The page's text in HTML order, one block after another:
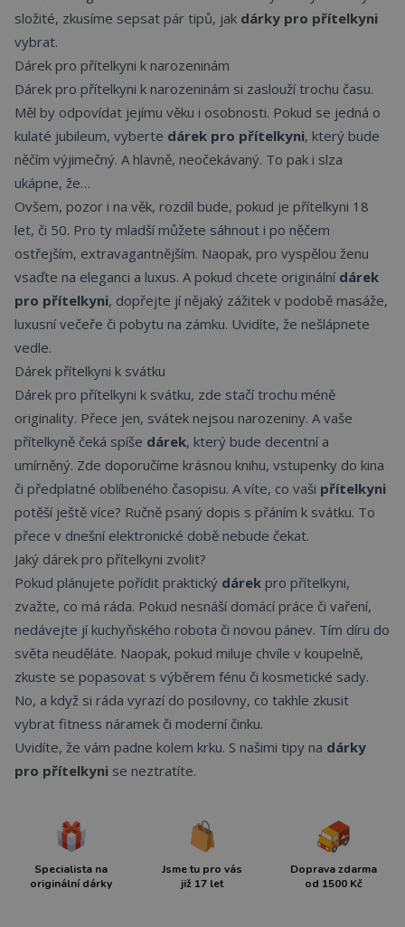
složité, zkusíme sepsat pár tipů, jak dárky pro přítelkyni
vybrat.
Dárek pro přítelkyni k narozeninám
Dárek pro přítelkyni k narozeninám si zaslouží trochu času.
Měl by odpovídat jejímu věku i osobnosti. Pokud se jedná o
kulaté jubileum, vyberte dárek pro přítelkyni, který bude
něčím výjimečný. A hlavně, neočekávaný. To pak i slza
ukápne, že…
Ovšem, pozor i na věk, rozdíl bude, pokud je přítelkyni 18
let, či 50. Pro ty mladší můžete sáhnout i po něčem
ostřejším, extravagantnějším. Naopak, pro vyspělou ženu
vsaďte na eleganci a luxus. A pokud chcete originální dárek
pro přítelkyni, dopřejte jí nějaký zážitek v podobě masáže,
luxusní večeře či pobytu na zámku. Uvidíte, že nešlápnete
vedle.
Dárek přítelkyni k svátku
Dárek pro přítelkyni k svátku, zde stačí trochu méně
originality. Přece jen, svátek nejsou narozeniny. A vaše
přítelkyně čeká spíše dárek, který bude decentní a
umírněný. Zde doporučíme krásnou knihu, vstupenky do kina
či předplatné oblíbeného časopisu. A víte, co vaši přítelkyni
potěší ještě více? Ručně psaný dopis s přáním k svátku. To
přece v dnešní elektronické době nebude čekat.
Jaký dárek pro přítelkyni zvolit?
Pokud plánujete pořídit praktický dárek pro přítelkyni,
zvažte, co má ráda. Pokud nesnáší domácí práce či vaření,
nedávejte jí kuchyňského robota či novou pánev. Tím díru do
světa neuděláte. Naopak, pokud miluje chvíle v koupelně,
zkuste se popasovat s výběrem fénu či kosmetické sady.
No, a když si ráda vyrazí do posilovny, co takhle zkusit
vybrat fitness náramek či moderní činku.
Uvidíte, že vám padne kolem krku. S našimi tipy na dárky
pro přítelkyni se neztratíte.
Specialista na
originální dárky
Jsme tu pro vás
již 17 let
Doprava zdarma
od 1500 Kč